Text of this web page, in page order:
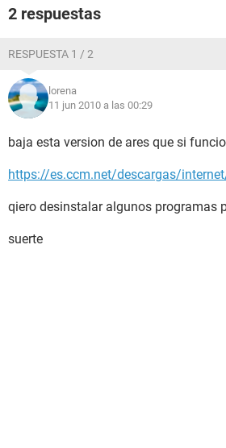
2 respuestas
RESPUESTA 1 / 2
lorena
11 jun 2010 a las 00:29
baja esta version de ares que si
https://es.ccm.net/descargas/
qiero desinstalar algunos programas
suerte